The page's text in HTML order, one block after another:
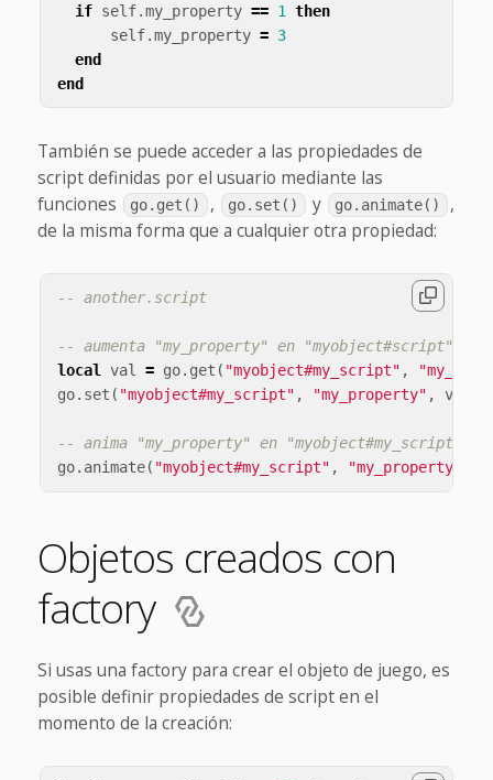
if self.my_property == 1
then
self.my_property = 3
end
end
También se puede acceder a las propiedades de
script definidas por el usuario mediante las
funciones
go.get() , go.set() y go.animate()
,
de la misma forma que a cualquier otra propiedad:
-- another.script
-- aumenta "my_property" en "myobject#script" en
local val = go. get ( "myobject#my_script" ,
go. set ( "myobject#my_script" , "my_property" , val
-- anima "my_property" en "myobject#my_script"
go. animate( "myobject#my_script" , "my_property"
Objetos creados con
factory
Si usas una factory para crear el objeto de juego, es
posible definir propiedades de script en el
momento de la creación: